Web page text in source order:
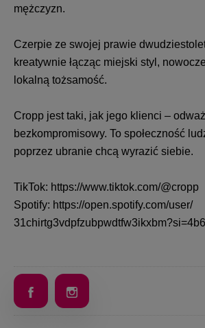
mężczyzn.
Czerpie ze swojej prawie
kreatywnie łącząc miejski styl,
lokalną tożsamość.
Cropp jest taki, jak jego klienci –
bezkompromisowy. To społeczność
poprzez ubranie chcą wyrazić siebie.
TikTok: https://www.tiktok.com/@cropp
Spotify: https://open.spotify.com/user/
31chirtg3vdpfzubpwdtfw3ikxbm?